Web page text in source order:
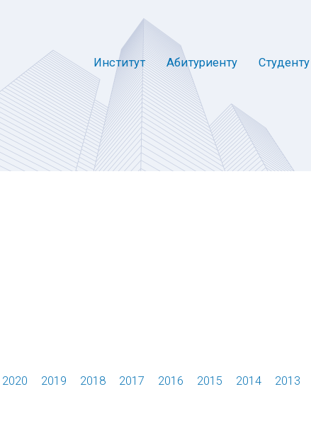
Институт Абитуриенту Студенту
2020 2019 2018 2017 2016 2015 2014 2013